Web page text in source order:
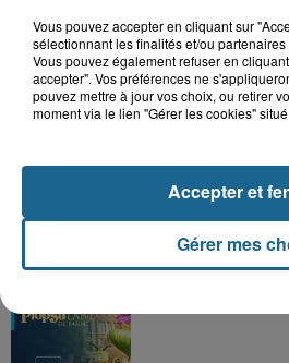
Gagnez vos
Parc
Bagatelle
Gagnez vos
Vous pouvez accepter en cliquant sur
sélectionnant les finalités et/ou
Vous pouvez également refuser en
accepter". Vos préférences ne
pouvez mettre à jour vos choix, ou retirer
moment via le lien "Gérer les cookies"
Gérer mes
Accepter et